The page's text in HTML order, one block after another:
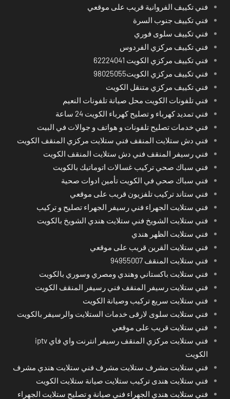
فني تكييف الفروانية قريب على موقعي
فني تكييف جنوب السرة
فني تكييف سلوى فوري
فني تكييف مركزي الفردوس
فني تكييف مركزي الكويت 62224041
فني تكييف مركزي الكويت98025055
فني تكييف مركزي متنقل الكويت
فني تلفونات الكويت محل صيانة تلفونات النعيم
فني تمديد كهرباء و تصليح كهرباء الكويت 24 ساعة
فني خدمات تصليح تلفونات و هواتف و جوالات في البيت
فني دش ستلايت المنقف فني ستلايت مركزي المنقف الكويت
فني رسيفر المنقف فني دش ستلايت المنقف الكويت
فني سباك صحي تركيب غسالات اتوماتيك بالكويت
فني سباك صحي في الكويت تأمين ادوات صحية
فني ستاند تركيب تلفزيون قريب على موقعي
فني ستلايت الجهراء فني رسيفر الجهراء تصليح و تركيب
فني ستلايت الشويخ فني ستلايت هندي الشويخ بالكويت
فني ستلايت الظهر هندي
فني ستلايت القرين قريب على موقعي
فني ستلايت المنقف 94955007
فني ستلايت باكستاني وهندي ومصري وسوري بالكويت
فني ستلايت رسيفر المنقف فني رسيفر المنقف الكويت
فني ستلايت سريع تركيب وصيانة الكويت
فني ستلايت سلوى لارقى خدمات الستلايت والرسيفر بالكويت
فني ستلايت قريب على موقعي
فني ستلايت مركزي المنقف رسيفر انترنت واي فاي iptv
الكويت
فني ستلايت مشرف ستلايت مشرف فني ستلايت هندي مشرف
فني ستلايت هندى تركيب ستلايت صيانة ستلايت الكويت
فني ستلايت هندي الجهراء فني صيانة و تصليح ستلايت الجهراء